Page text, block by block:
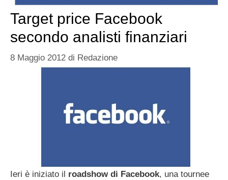
Target price Facebook
secondo analisti finanziari
8 Maggio 2012 di Redazione
Ieri è iniziato il roadshow di Facebook, una tournee